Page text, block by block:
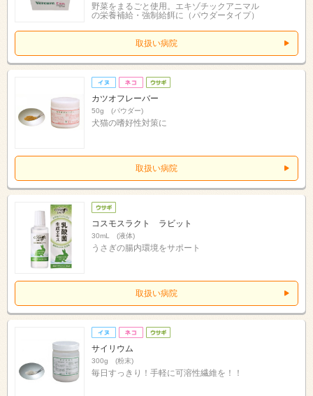
野菜をまるごと使用。エキゾチックアニマル
の栄養補給・強制給餌に（パウダータイプ）
取扱い病院
カツオフレーバー
50g (パウダー)
犬猫の嗜好性対策に
取扱い病院
コスモスラクト ラビット
30mL (液体)
うさぎの腸内環境をサポート
取扱い病院
サイリウム
300g (粉末)
毎日すっきり！手軽に可溶性繊維を！！